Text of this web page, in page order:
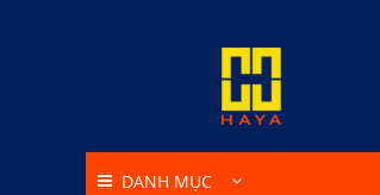
DANH MỤC